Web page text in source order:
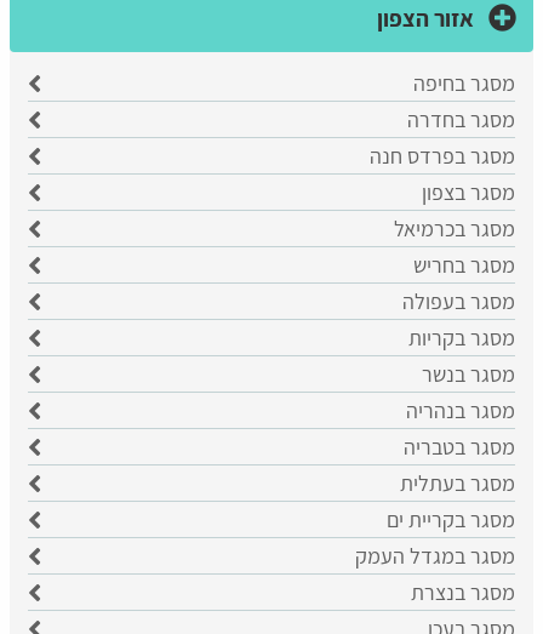
אזור הצפון
מסגר בחיפה
מסגר בחדרה
מסגר בפרדס חנה
מסגר בצפון
מסגר בכרמיאל
מסגר בחריש
מסגר בעפולה
מסגר בקריות
מסגר בנשר
מסגר בנהריה
מסגר בטבריה
מסגר בעתלית
מסגר בקריית ים
מסגר במגדל העמק
מסגר בנצרת
מסגר בעכו